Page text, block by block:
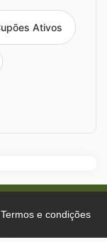
Ativos
Termos e condições